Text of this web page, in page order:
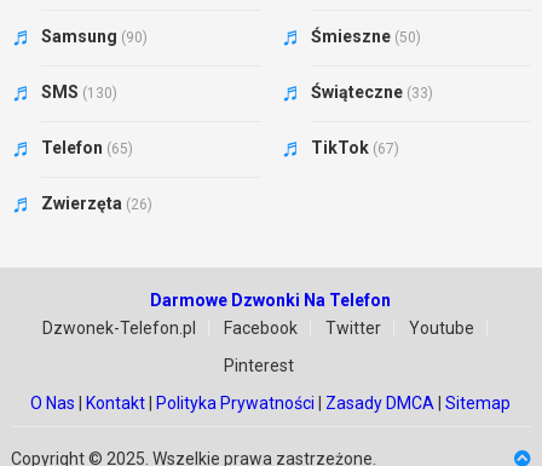
Samsung (90) Śmieszne (50)
SMS (130) Świąteczne (33)
Telefon (65) TikTok (67)
Zwierzęta (26)
Darmowe Dzwonki Na Telefon
Dzwonek-Telefon.pl
Facebook Twitter
Youtube
Pinterest
O Nas
Kontakt Polityka Prywatności Zasady DMCA |Sitemap
Copyright © 2025. Wszelkie prawa zastrzeżone.